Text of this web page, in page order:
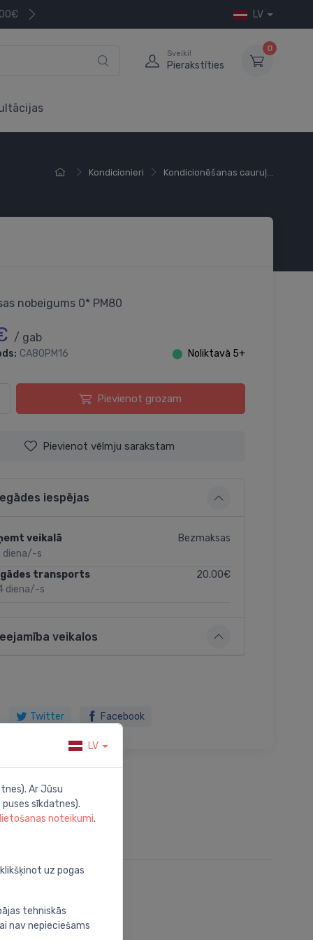
LV
Sveiki!
Pierakstīties
0
Kondicionieri Kondicionēšanas cauruļ...
nobeigums 0* PM80
/ gab
CA80PM16 ⬤ Noliktavā 5+
Pievienot grozam
Pievienot vēlmju sarakstam
iespējas
veikalā
diena/-s
Bezmaksas
transports
diena/-s
20.00€
veikalos
Twitter Facebook
LV
Ar Jūsu
sīkdatnes).
noteikumi.
uz pogas
tehniskās
nav nepieciešams